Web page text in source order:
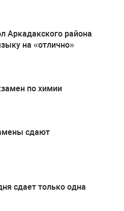
Аркадакского района
на «отлично»
по химии
сдают
сдает только одна